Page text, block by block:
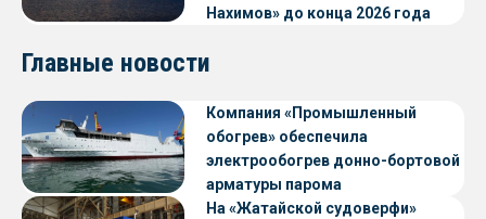
Нахимов» до конца 2026 года
Главные новости
Компания «Промышленный
обогрев» обеспечила
электрообогрев донно-бортовой
арматуры парома
«Петропавловск» проекта CNF22
На «Жатайской судоверфи»